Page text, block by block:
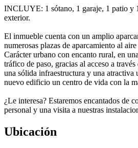
INCLUYE: 1 sótano, 1 garaje, 1 patio y
exterior.
El inmueble cuenta con un amplio
numerosas plazas de aparcamiento al
Carácter urbano con encanto rural, en
tráfico de paso, gracias al acceso a
una sólida infraestructura y una atractiva
nuevo edificio un centro de vida con la
¿Le interesa? Estaremos encantados de
personal y una visita a nuestras
Ubicación